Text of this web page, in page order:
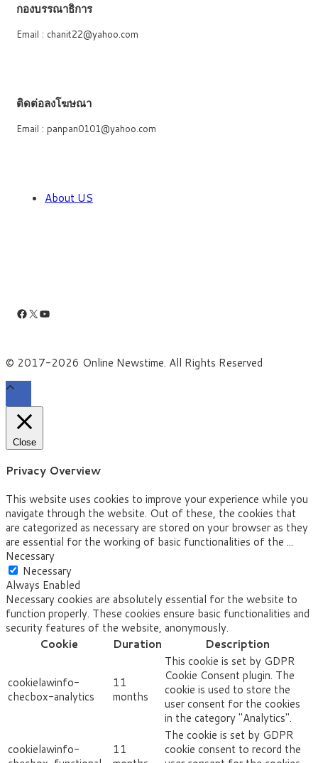
กองบรรณาธิการ
Email : chanit22@yahoo.com
ติดต่อลงโฆษณา
Email : panpan0101@yahoo.com
About US
Facebook
X YouTube
© 2017-2026 Online Newstime. All Rights Reserved
Close
Privacy Overview
This website uses cookies to improve your experience while you
navigate through the website. Out of these, the cookies that
are categorized as necessary are stored on your browser as they
are essential for the working of basic functionalities of the ...
Necessary
Necessary
Always Enabled
Necessary cookies are absolutely essential for the website to
function properly. These cookies ensure basic functionalities and
security features of the website, anonymously.
Cookie
Duration Description
cookielawinfo-
checbox-analytics
11
months
This cookie is set by GDPR
Cookie Consent plugin. The
cookie is used to store the
user consent for the cookies
in the category "Analytics".
cookielawinfo-
11
The cookie is set by GDPR
cookie consent to record the